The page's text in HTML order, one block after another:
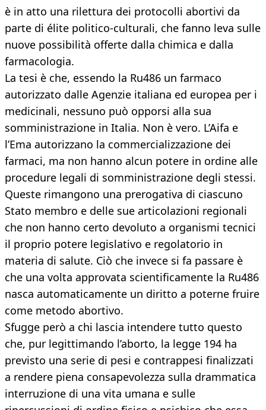
è in atto una rilettura dei protocolli abortivi da
parte di élite politico-culturali, che fanno leva sulle
nuove possibilità offerte dalla chimica e dalla
farmacologia.
La tesi è che, essendo la Ru486 un farmaco
autorizzato dalle Agenzie italiana ed europea per i
medicinali, nessuno può opporsi alla sua
somministrazione in Italia. Non è vero. L’Aifa e
l’Ema autorizzano la commercializzazione dei
farmaci, ma non hanno alcun potere in ordine alle
procedure legali di somministrazione degli stessi.
Queste rimangono una prerogativa di ciascuno
Stato membro e delle sue articolazioni regionali
che non hanno certo devoluto a organismi tecnici
il proprio potere legislativo e regolatorio in
materia di salute. Ciò che invece si fa passare è
che una volta approvata scientificamente la Ru486
nasca automaticamente un diritto a poterne fruire
come metodo abortivo.
Sfugge però a chi lascia intendere tutto questo
che, pur legittimando l’aborto, la legge 194 ha
previsto una serie di pesi e contrappesi finalizzati
a rendere piena consapevolezza sulla drammatica
interruzione di una vita umana e sulle